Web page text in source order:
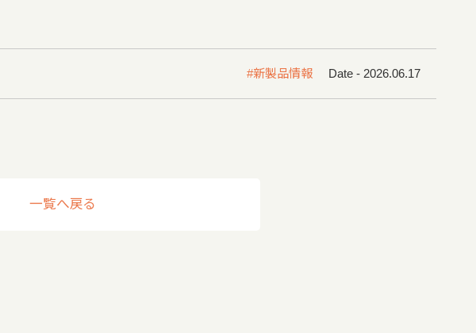
Date - 2026.06.17
#新製品情報
一覧へ戻る